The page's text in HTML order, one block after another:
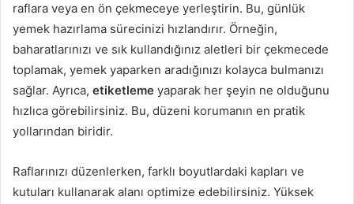
raflara veya en ön çekmeceye yerleştirin. Bu, günlük
yemek hazırlama sürecinizi hızlandırır. Örneğin,
baharatlarınızı ve sık kullandığınız aletleri bir çekmecede
toplamak, yemek yaparken aradığınızı kolayca bulmanızı
sağlar. Ayrıca, etiketleme yaparak her şeyin ne olduğunu
hızlıca görebilirsiniz. Bu, düzeni korumanın en pratik
yollarından biridir.
Raflarınızı düzenlerken, farklı boyutlardaki kapları ve
kutuları kullanarak alanı optimize edebilirsiniz. Yüksek